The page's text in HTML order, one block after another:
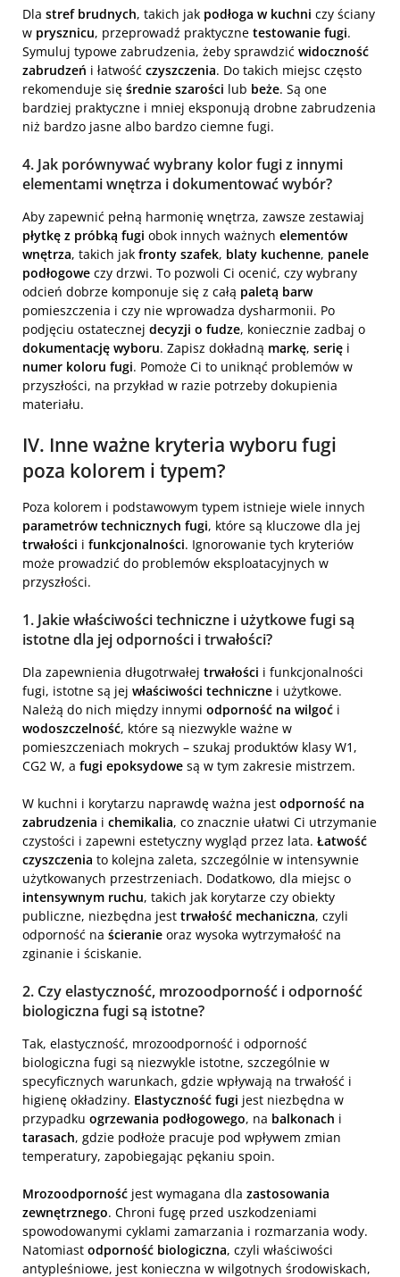
Dla stref brudnych, takich jak podłoga w kuchni czy ściany
w prysznicu, przeprowadź praktyczne testowanie fugi.
Symuluj typowe zabrudzenia, żeby sprawdzić widoczność
zabrudzeń i łatwość czyszczenia. Do takich miejsc często
rekomenduje się średnie szarości lub beże. Są one
bardziej praktyczne i mniej eksponują drobne zabrudzenia
niż bardzo jasne albo bardzo ciemne fugi.
4. Jak porównywać wybrany kolor fugi z innymi
elementami wnętrza i dokumentować wybór?
Aby zapewnić pełną harmonię wnętrza, zawsze zestawiaj
płytkę z próbką fugi obok innych ważnych elementów
wnętrza, takich jak fronty szafek, blaty kuchenne, panele
podłogowe czy drzwi. To pozwoli Ci ocenić, czy wybrany
odcień dobrze komponuje się z całą paletą barw
pomieszczenia i czy nie wprowadza dysharmonii. Po
podjęciu ostatecznej decyzji o fudze, koniecznie zadbaj o
dokumentację wyboru. Zapisz dokładną markę, serię i
numer koloru fugi. Pomoże Ci to uniknąć problemów w
przyszłości, na przykład w razie potrzeby dokupienia
materiału.
IV. Inne ważne kryteria wyboru fugi
poza kolorem i typem?
Poza kolorem i podstawowym typem istnieje wiele innych
parametrów technicznych fugi, które są kluczowe dla jej
trwałości i funkcjonalności. Ignorowanie tych kryteriów
może prowadzić do problemów eksploatacyjnych w
przyszłości.
1. Jakie właściwości techniczne i użytkowe fugi są
istotne dla jej odporności i trwałości?
Dla zapewnienia długotrwałej trwałości i funkcjonalności
fugi, istotne są jej właściwości techniczne i użytkowe.
Należą do nich między innymi odporność na wilgoć i
wodoszczelność, które są niezwykle ważne w
pomieszczeniach mokrych – szukaj produktów klasy W1,
CG2 W, a fugi epoksydowe są w tym zakresie mistrzem.
W kuchni i korytarzu naprawdę ważna jest odporność na
zabrudzenia i chemikalia, co znacznie ułatwi Ci utrzymanie
czystości i zapewni estetyczny wygląd przez lata. Łatwość
czyszczenia to kolejna zaleta, szczególnie w intensywnie
użytkowanych przestrzeniach. Dodatkowo, dla miejsc o
intensywnym ruchu, takich jak korytarze czy obiekty
publiczne, niezbędna jest trwałość mechaniczna, czyli
odporność na ścieranie oraz wysoka wytrzymałość na
zginanie i ściskanie.
2. Czy elastyczność, mrozoodporność i odporność
biologiczna fugi są istotne?
Tak, elastyczność, mrozoodporność i odporność
biologiczna fugi są niezwykle istotne, szczególnie w
specyficznych warunkach, gdzie wpływają na trwałość i
higienę okładziny. Elastyczność fugi jest niezbędna w
przypadku ogrzewania podłogowego, na balkonach i
tarasach, gdzie podłoże pracuje pod wpływem zmian
temperatury, zapobiegając pękaniu spoin.
Mrozoodporność jest wymagana dla zastosowania
zewnętrznego. Chroni fugę przed uszkodzeniami
spowodowanymi cyklami zamarzania i rozmarzania wody.
Natomiast odporność biologiczna, czyli właściwości
antypleśniowe, jest konieczna w wilgotnych środowiskach,